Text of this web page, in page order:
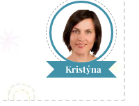
Kristýna